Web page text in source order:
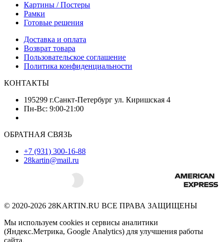
Картины / Постеры
Рамки
Готовые решения
Доставка и оплата
Возврат товара
Пользовательское соглашение
Политика конфиденциальности
КОНТАКТЫ
195299 г.Санкт-Петербург ул. Киришская 4
Пн-Вс: 9:00-21:00
ОБРАТНАЯ СВЯЗЬ
+7 (931) 300-16-88
28kartin@mail.ru
© 2020-2026 28KARTIN.RU ВСЕ ПРАВА ЗАЩИЩЕНЫ
Мы используем cookies и сервисы аналитики
(Яндекс.Метрика, Google Analytics) для улучшения работы